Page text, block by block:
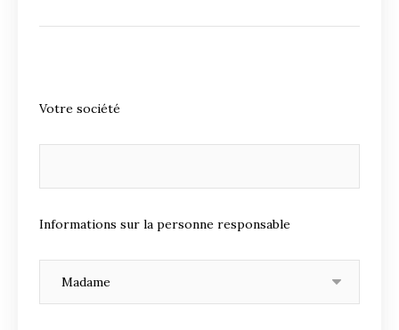
Votre société
Informations sur la personne responsable